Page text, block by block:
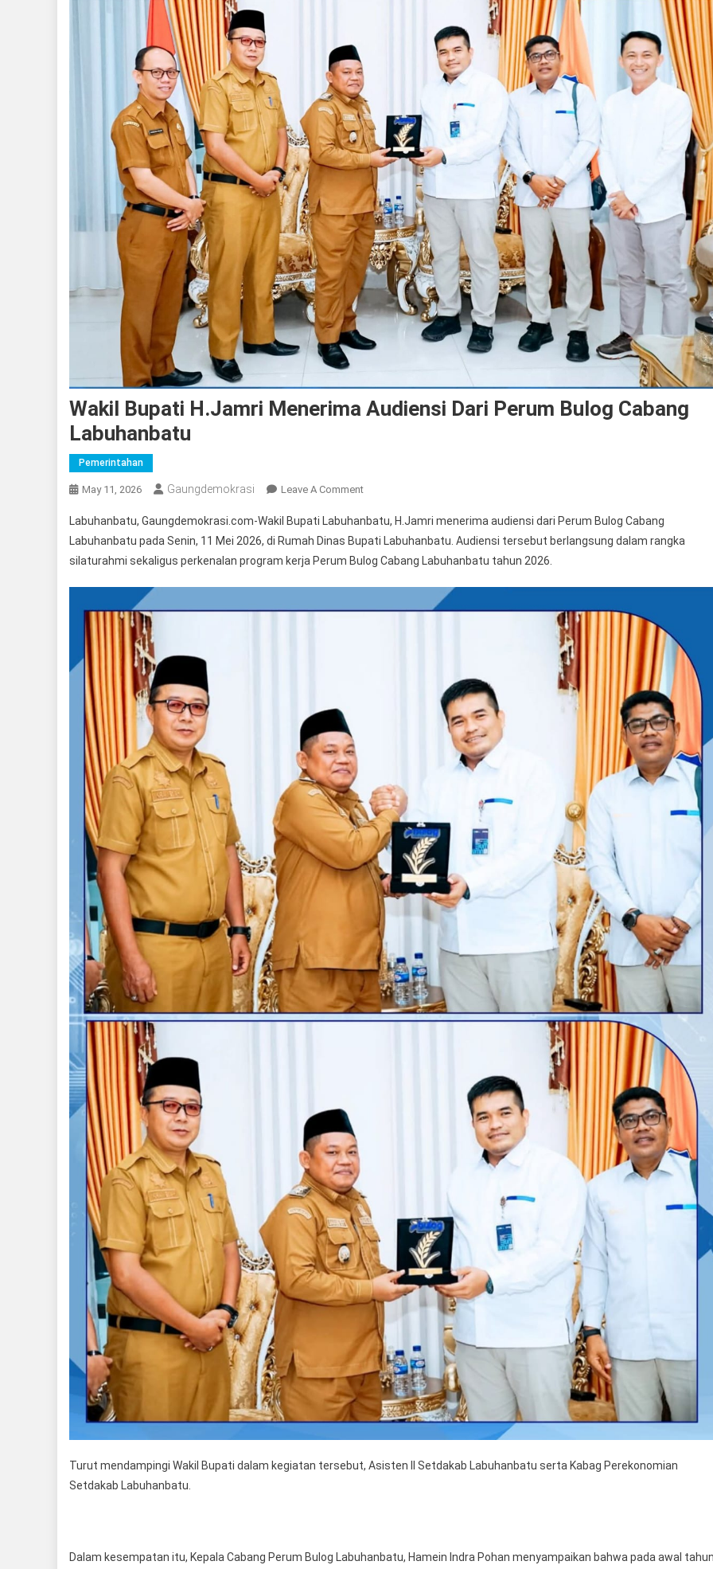
Wakil Bupati H.Jamri Menerima Audiensi Dari Perum Bulog Cabang
Labuhanbatu
Pemerintahan
May 11, 2026 Gaungdemokrasi Leave A CommentOn
Bupati
H.Jamri
Menerima
Labuhanbatu, Gaungdemokrasi.com-Wakil Bupati Labuhanbatu, H.Jamri menerima audiensi dari Perum Bulog Cabang
Labuhanbatu pada Senin, 11 Mei 2026, di Rumah Dinas Bupati Labuhanbatu. Audiensi tersebut berlangsung dalam rangka
silaturahmi sekaligus perkenalan program kerja Perum Bulog Cabang Labuhanbatu tahun 2026.
Turut mendampingi Wakil Bupati dalam kegiatan tersebut, Asisten II Setdakab Labuhanbatu serta Kabag Perekonomian
Setdakab Labuhanbatu.
Dalam kesempatan itu, Kepala Cabang Perum Bulog Labuhanbatu, Hamein Indra Pohan menyampaikan bahwa pada awal tahun